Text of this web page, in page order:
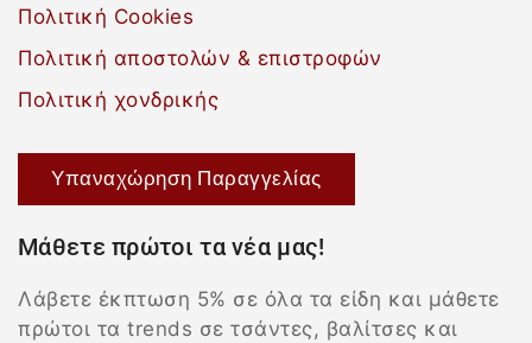
Πολιτική Cookies
Πολιτική αποστολών & επιστροφών
Πολιτική χονδρικής
Υπαναχώρηση Παραγγελίας
Μάθετε πρώτοι τα νέα μας!
Λάβετε έκπτωση 5% σε όλα τα είδη και μάθετε
πρώτοι τα trends σε τσάντες, βαλίτσες και